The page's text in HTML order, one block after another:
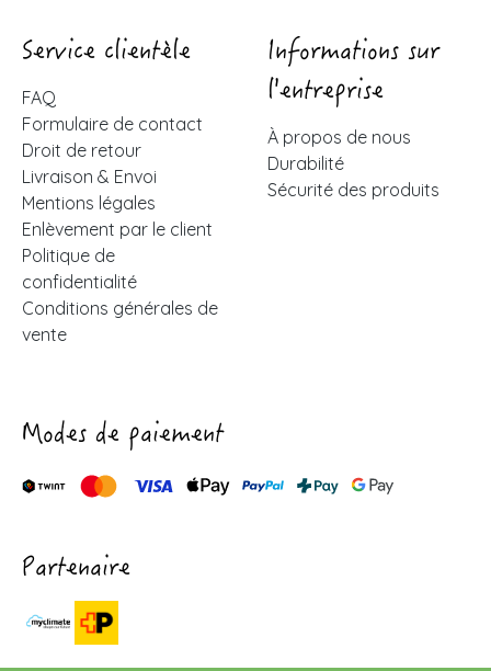
Service clientèle
FAQ
Formulaire de contact
Droit de retour
Livraison & Envoi
Mentions légales
Enlèvement par le client
Politique de
confidentialité
Conditions générales de
vente
Informations sur
l'entreprise
À propos de nous
Durabilité
Sécurité des produits
Modes de paiement
Partenaire